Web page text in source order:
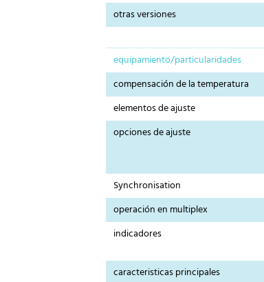
otras versiones
equipamiento/particularidades
compensación de la temperatura
elementos de ajuste
opciones de ajuste
Synchronisation
operación en multiplex
indicadores
caracteristicas principales